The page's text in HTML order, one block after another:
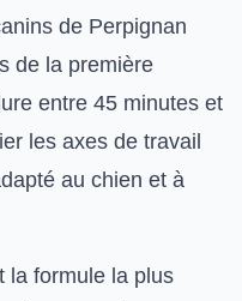
de Perpignan
de la première
entre 45 minutes et
les axes de travail
au chien et à
la formule la plus